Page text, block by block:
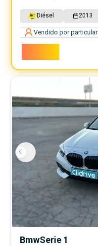
Diésel 2013
Vendido por particular
BmwSerie 1